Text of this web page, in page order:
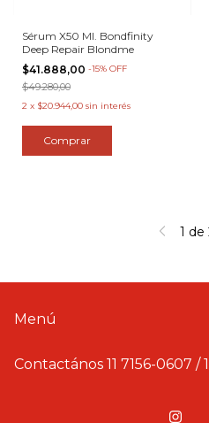
Sérum X50 Ml. Bondfinity
Deep Repair Blondme
$41.888,00 -15% OFF
$49.280,00
2 x $20.944,00 sin interés
1 de
Menú
Contactános 11 7156-0607 /